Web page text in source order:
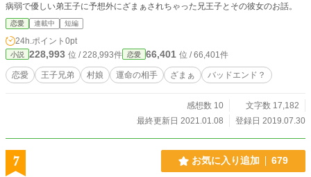
病弱で優しい弟王子に予想外にざまぁされちゃった兄王子とその彼女のお話。
恋愛 連載中 短編
24h.ポイント 0pt
小説 228,993 位 / 228,993件 恋愛 66,401 位 / 66,401件
恋愛 王子兄弟 村娘 運命の相手 ざまぁ バッドエンド？
感想数 10
文字数 17,182
最終更新日 2021.01.08
登録日 2019.07.30
7 お気に入り追加 679